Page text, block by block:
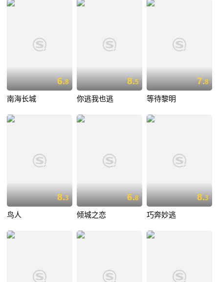
6.8
南海长城
8.5
你逃我也逃
7.8
等待黎明
8.3
鸟人
6.8
倾城之恋
8.3
巧奔妙逃